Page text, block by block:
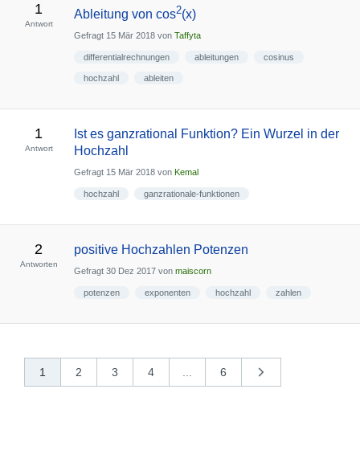
1
Antwort
Ableitung von cos2(x)
Gefragt 15 Mär 2018 von Taffyta
differentialrechnungen ableitungen cosinus
hochzahl ableiten
1
Antwort
Ist es ganzrational Funktion? Ein Wurzel in der
Hochzahl
Gefragt 15 Mär 2018 von Kemal
hochzahl ganzrationale-funktionen
2
Antworten
positive Hochzahlen Potenzen
Gefragt 30 Dez 2017 von maiscorn
potenzen exponenten hochzahl zahlen
1 2 3 4 6